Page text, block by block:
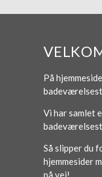
På
Vi har samlet
Så slipper du
hjemmesider